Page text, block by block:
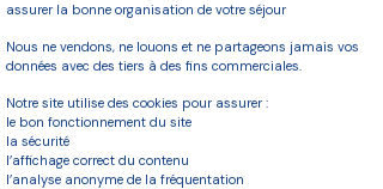
assurer la bonne organisation de votre séjour
Nous ne vendons, ne louons et ne partageons jamais vos
données avec des tiers à des fins commerciales.
Notre site utilise des cookies pour assurer :
le bon fonctionnement du site
la sécurité
l’affichage correct du contenu
l’analyse anonyme de la fréquentation